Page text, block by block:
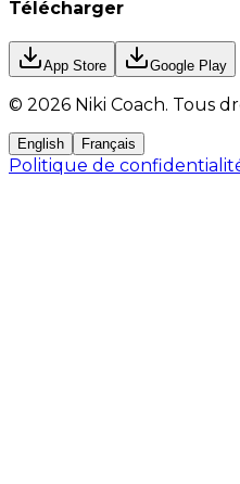
Télécharger
App Store Google Play
© 2026 Niki Coach. Tous
English Français
Politique de